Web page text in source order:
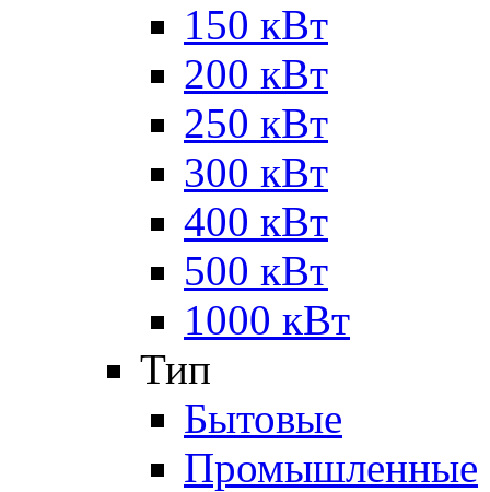
150 кВт
200 кВт
250 кВт
300 кВт
400 кВт
500 кВт
1000 кВт
Тип
Бытовые
Промышленные